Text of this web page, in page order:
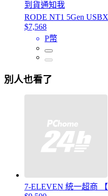
到貨通知我
RODE NT1 5Gen
$7,568
P幣
別人也看了
7-ELEVEN 統一超商